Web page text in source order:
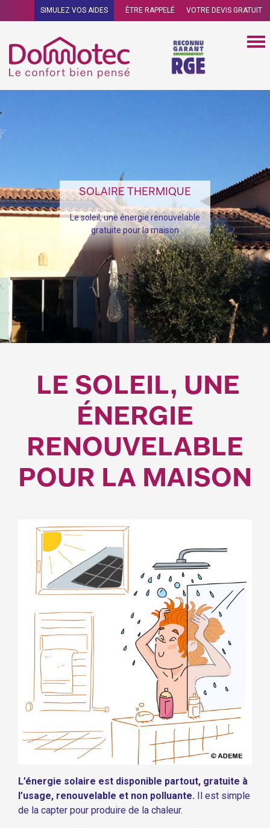
SIMULEZ VOS AIDES ÊTRE RAPPELÉ VOTRE DEVIS GRATUIT
SOLAIRE THERMIQUE
Le soleil, une énergie renouvelable
gratuite pour la maison
LE SOLEIL, UNE
ÉNERGIE
RENOUVELABLE
POUR LA MAISON
L’énergie solaire est disponible partout, gratuite à
l’usage, renouvelable et non polluante. Il est simple
de la capter pour produire de la chaleur.